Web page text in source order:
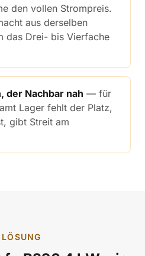
den vollen Strompreis.
aus derselben
das Drei- bis Vierfache
der Nachbar nah — für
Lager fehlt der Platz,
gibt Streit am
LÖSUNG